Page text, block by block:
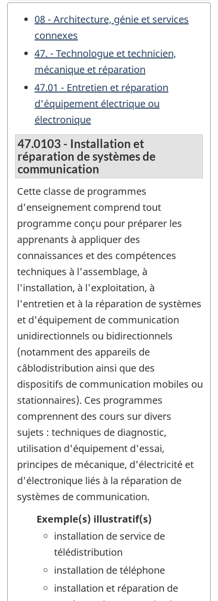
08 - Architecture, génie et services
connexes
47. - Technologue et technicien,
mécanique et réparation
47.01 - Entretien et réparation
d'équipement électrique ou
électronique
47.0103 - Installation et
réparation de systèmes de
communication
Cette classe de programmes
d'enseignement comprend tout
programme conçu pour préparer les
apprenants à appliquer des
connaissances et des compétences
techniques à l'assemblage, à
l'installation, à l'exploitation, à
l'entretien et à la réparation de systèmes
et d'équipement de communication
unidirectionnels ou bidirectionnels
(notamment des appareils de
câblodistribution ainsi que des
dispositifs de communication mobiles ou
stationnaires). Ces programmes
comprennent des cours sur divers
sujets : techniques de diagnostic,
utilisation d'équipement d'essai,
principes de mécanique, d'électricité et
d'électronique liés à la réparation de
systèmes de communication.
Exemple(s) illustratif(s)
installation de service de
télédistribution
installation de téléphone
installation et réparation de